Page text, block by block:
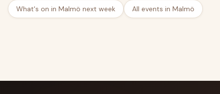
What's on in Malmö next week All events in Malmö